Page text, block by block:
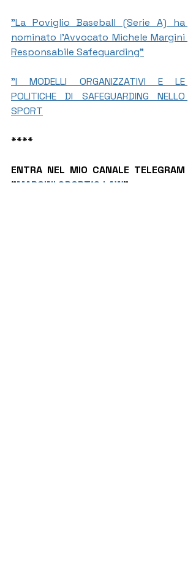
"La Poviglio Baseball (Serie A) ha
nominato l’Avvocato Michele Margini
Responsabile Safeguarding"
"I MODELLI ORGANIZZATIVI E LE
POLITICHE DI SAFEGUARDING NELLO
SPORT
****
ENTRA NEL MIO CANALE TELEGRAM
"MARGINI SPORT'S LAW"